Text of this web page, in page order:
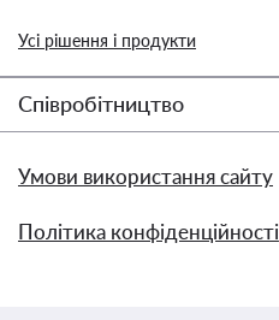
Усі рішення і продукти
Співробітництво
Умови використання сайту
Політика конфіденційності